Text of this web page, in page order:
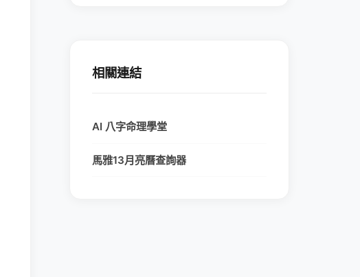
相關連結
AI 八字命理學堂
馬雅13月亮曆查詢器